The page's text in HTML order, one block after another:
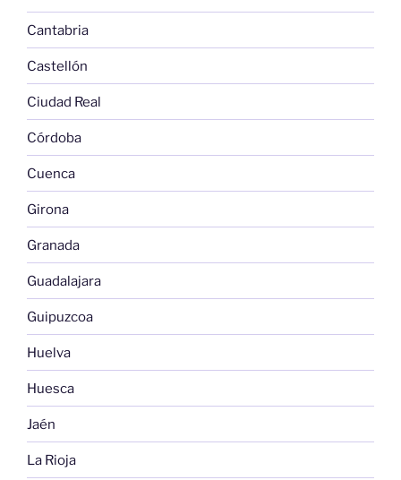
Cantabria
Castellón
Ciudad Real
Córdoba
Cuenca
Girona
Granada
Guadalajara
Guipuzcoa
Huelva
Huesca
Jaén
La Rioja